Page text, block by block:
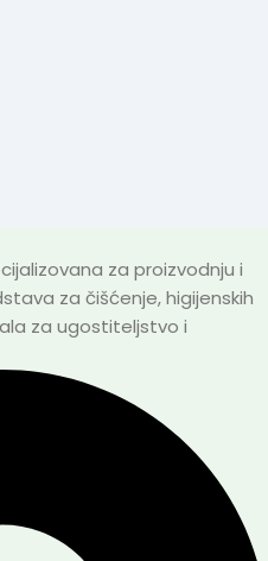
za proizvodnju i
za čišćenje, higijenskih
za ugostiteljstvo i